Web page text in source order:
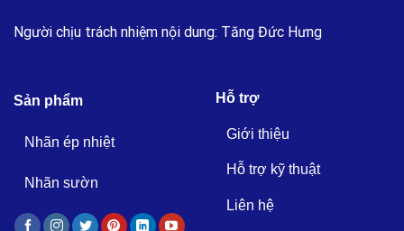
Người chịu trách nhiệm nội dung: Tăng Đức Hưng
Sản phẩm
Nhãn ép nhiệt
Nhãn sườn
Hỗ trợ
Giới thiệu
Hỗ trợ kỹ thuật
Liên hệ